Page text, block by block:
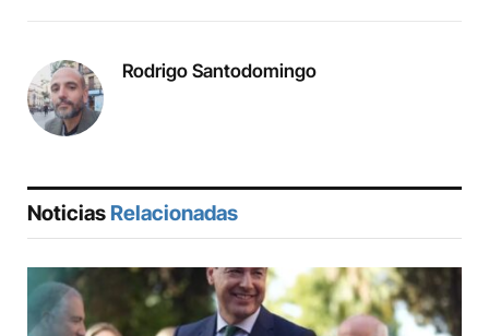
Rodrigo Santodomingo
Noticias Relacionadas